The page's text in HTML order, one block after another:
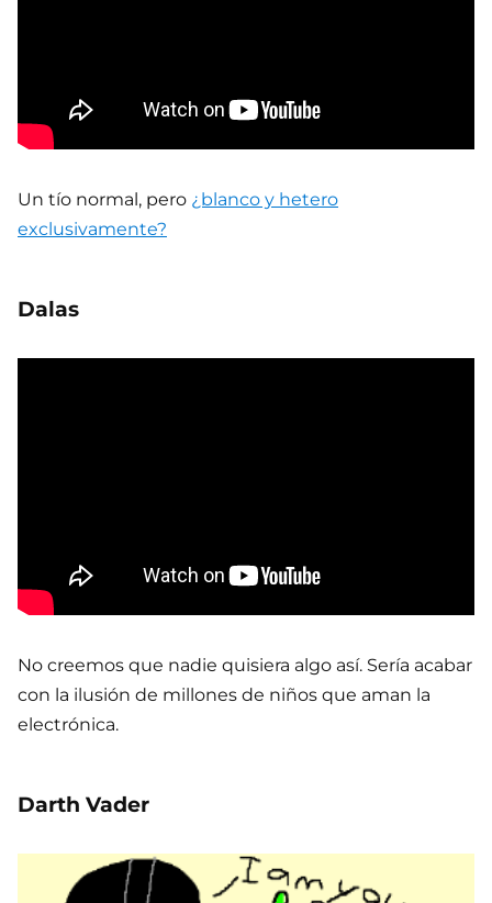
Un tío normal, pero ¿blanco y hetero
exclusivamente?
Dalas
No creemos que nadie quisiera algo así. Sería acabar
con la ilusión de millones de niños que aman la
electrónica.
Darth Vader